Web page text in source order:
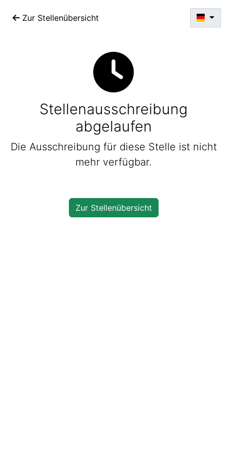
Zur Stellenübersicht
Stellenausschreibung
abgelaufen
Die Ausschreibung für diese Stelle ist nicht
mehr verfügbar.
Zur Stellenübersicht